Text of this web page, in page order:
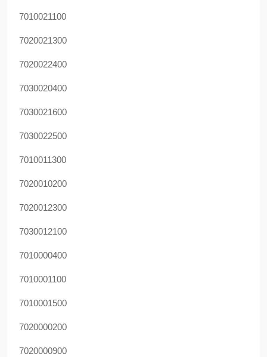
7010021100
7020021300
7020022400
7030020400
7030021600
7030022500
7010011300
7020010200
7020012300
7030012100
7010000400
7010001100
7010001500
7020000200
7020000900